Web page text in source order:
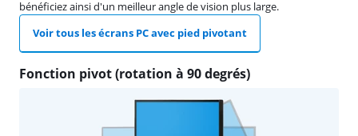
bénéficiez ainsi d'un meilleur angle de vision plus large.
Voir tous les écrans PC avec pied pivotant
Fonction pivot (rotation à 90 degrés)